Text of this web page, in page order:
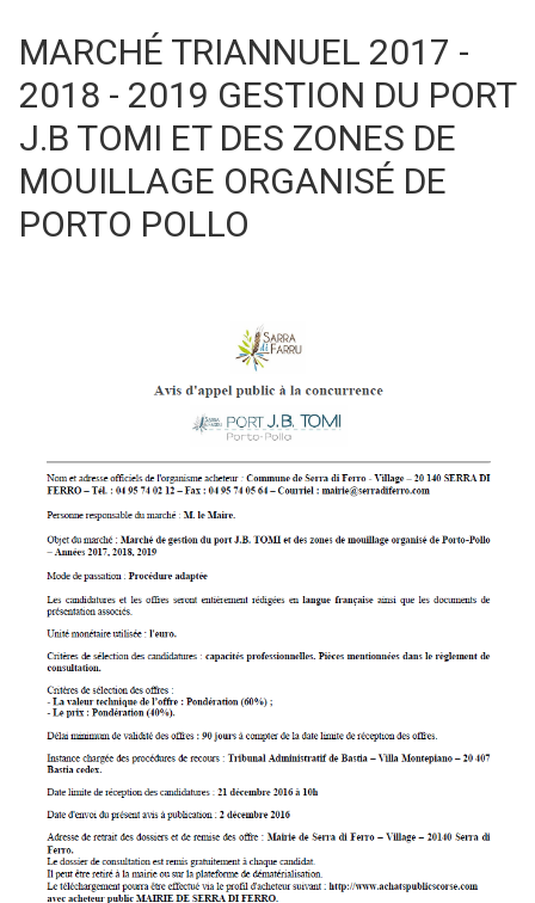
MARCHÉ TRIANNUEL 2017 -
2018 - 2019 GESTION DU PORT
J.B TOMI ET DES ZONES DE
MOUILLAGE ORGANISÉ DE
PORTO POLLO